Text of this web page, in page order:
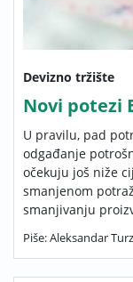
Devizno tržište
Novi potezi
U pravilu, pad
odgađanje
očekuju još niže
smanjenom
smanjivanju
Piše: Aleksandar